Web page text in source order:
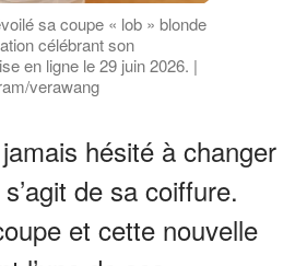
sa coupe « lob » blonde
célébrant son
en ligne le 29 juin 2026. |
verawang
hésité à changer
de sa coiffure.
et cette nouvelle